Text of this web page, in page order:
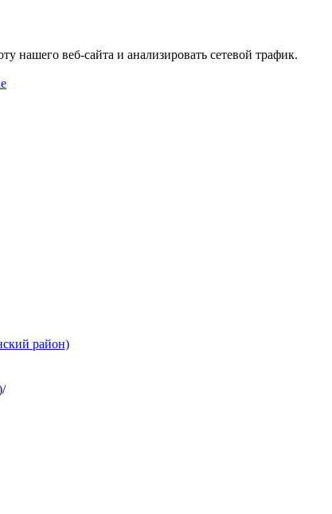
нашего веб-сайта и анализировать сетевой трафик.
район)
/